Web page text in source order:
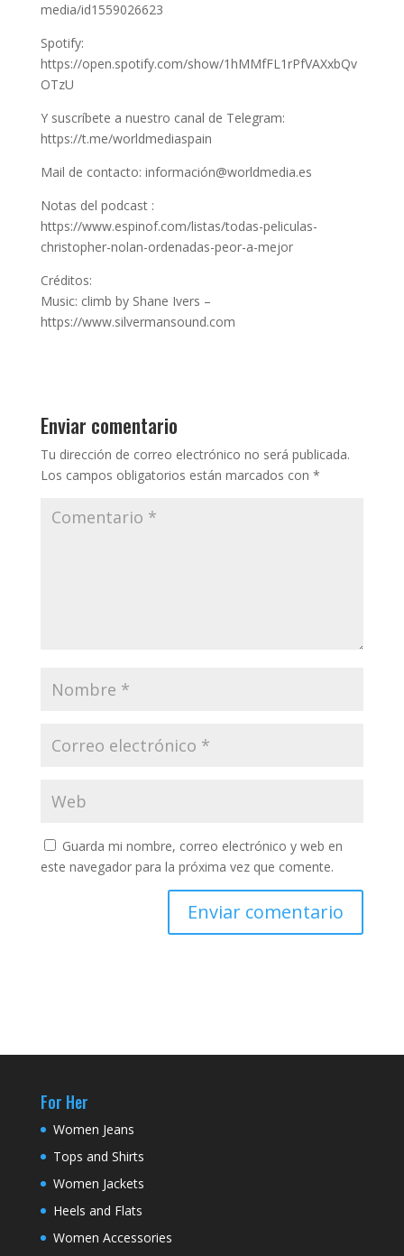
media/id1559026623
Spotify:
https://open.spotify.com/show/1hMMfFL1rPfVAXxbQv
OTzU
Y suscríbete a nuestro canal de Telegram:
https://t.me/worldmediaspain
Mail de contacto: información@worldmedia.es
Notas del podcast :
https://www.espinof.com/listas/todas-peliculas-
christopher-nolan-ordenadas-peor-a-mejor
Créditos:
Music: climb by Shane Ivers –
https://www.silvermansound.com
Enviar comentario
Tu dirección de correo electrónico no será publicada.
Los campos obligatorios están marcados con *
Guarda mi nombre, correo electrónico y web en
este navegador para la próxima vez que comente.
For Her
Women Jeans
Tops and Shirts
Women Jackets
Heels and Flats
Women Accessories